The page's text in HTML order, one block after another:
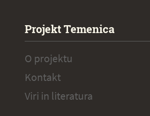
Projekt Temenica
O projektu
Kontakt
Viri in literatura